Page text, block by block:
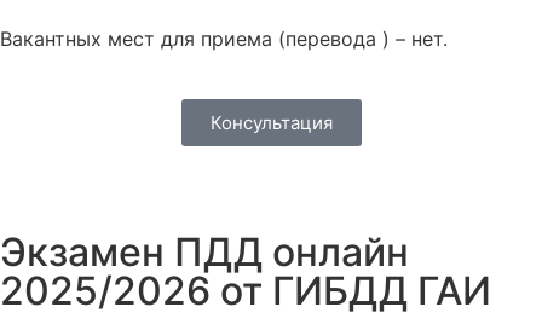
Вакантных мест для приема (перевода ) – нет.
Консультация
Экзамен ПДД онлайн
2025/2026 от ГИБДД ГАИ